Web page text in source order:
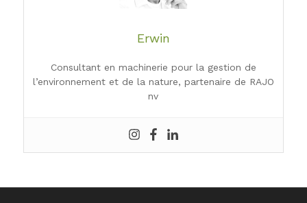
Erwin
Consultant en machinerie pour la gestion de
l’environnement et de la nature, partenaire de RAJO
nv